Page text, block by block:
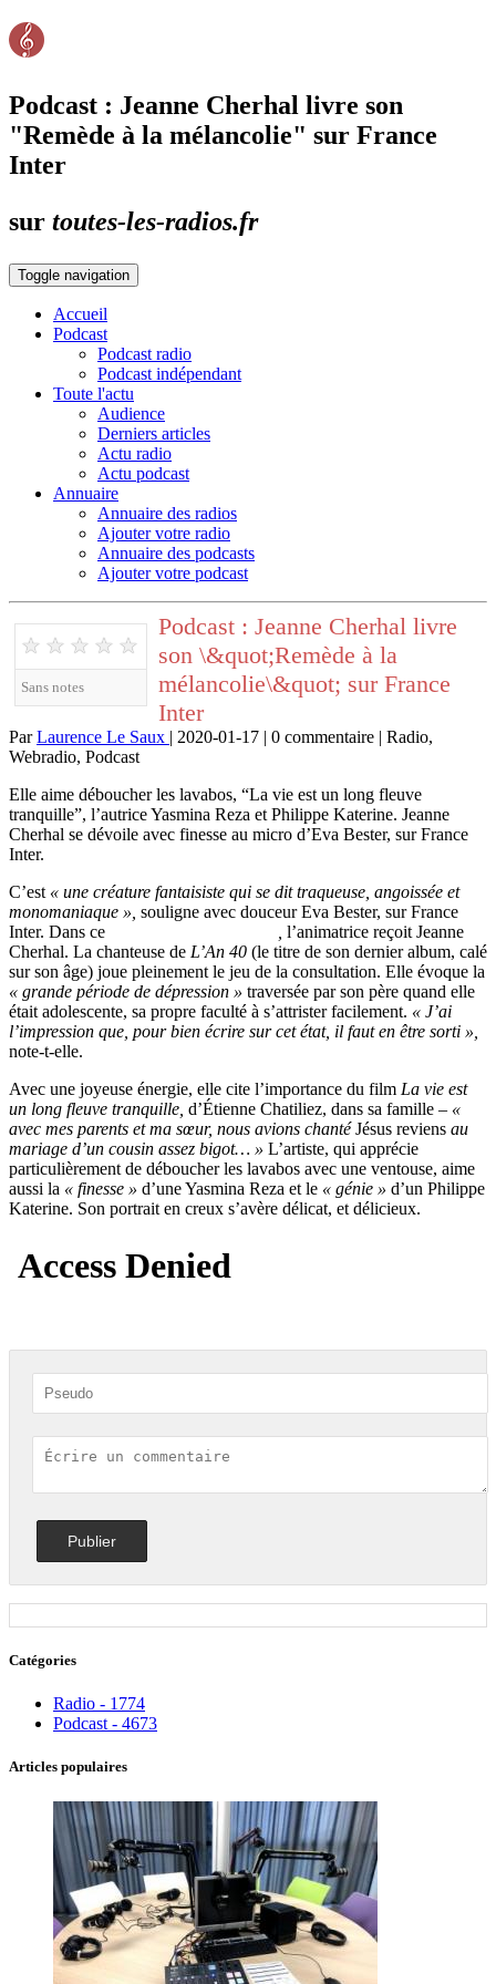
Podcast : Jeanne Cherhal livre son
"Remède à la mélancolie" sur France
Inter
sur toutes-les-radios.fr
Toggle navigation
Accueil
Podcast
Podcast radio
Podcast indépendant
Toute l'actu
Audience
Derniers articles
Actu radio
Actu podcast
Annuaire
Annuaire des radios
Ajouter votre radio
Annuaire des podcasts
Ajouter votre podcast
★ ★ ★ ★ ★
Sans notes
Podcast : Jeanne Cherhal livre
son \&quot;Remède à la
mélancolie\&quot; sur France
Inter
ParLaurence Le Saux | 2020-01-17 | 0 commentaire | Radio,
Webradio, Podcast
Elle aime déboucher les lavabos, “La vie est un long fleuve
tranquille”, l’autrice Yasmina Reza et Philippe Katerine. Jeanne
Cherhal se dévoile avec finesse au micro d’Eva Bester, sur France
Inter.
C’est « une créature fantaisiste qui se dit traqueuse, angoissée et
monomaniaque », souligne avec douceur Eva Bester, sur France
Inter. Dans ce
l’animatrice reçoit Jeanne
Cherhal. La chanteuse de L’An 40 (le titre de son dernier album, calé
sur son âge) joue pleinement le jeu de la consultation. Elle évoque la
« grande période de dépression » traversée par son père quand elle
était adolescente, sa propre faculté à s’attrister facilement. « J’ai
l’impression que, pour bien écrire sur cet état, il faut en être sorti »,
note-t-elle.
Avec une joyeuse énergie, elle cite l’importance du film La vie est
un long fleuve tranquille, d’Étienne Chatiliez, dans sa famille – «
avec mes parents et ma sœur, nous avions chantéJésus reviens au
mariage d’un cousin assez bigot… » L’artiste, qui apprécie
particulièrement de déboucher les lavabos avec une ventouse, aime
aussi la « finesse » d’une Yasmina Reza et le « génie » d’un Philippe
Katerine. Son portrait en creux s’avère délicat, et délicieux.
Catégories
Radio - 1774
Podcast - 4673
Articles populaires